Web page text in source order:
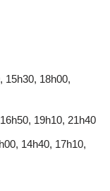
15h30, 18h00,
19h10, 21h40
14h40, 17h10,